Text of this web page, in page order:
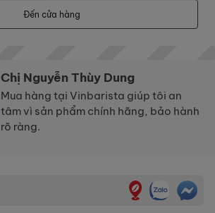
Đến cửa hàng
Chị Nguyễn Thùy Dung
Mua hàng tại Vinbarista giúp tôi an
tâm vì sản phẩm chính hãng, bảo hành
rõ ràng.